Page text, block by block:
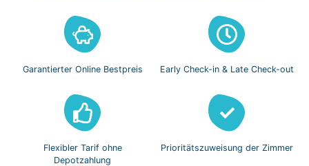
Garantierter Online Bestpreis Early Check-in & Late Check-out
Flexibler Tarif ohne
Depotzahlung
Prioritätszuweisung der Zimmer